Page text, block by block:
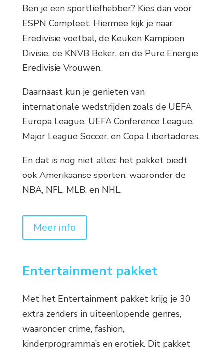
Ben je een sportliefhebber? Kies dan voor
ESPN Compleet. Hiermee kijk je naar
Eredivisie voetbal, de Keuken Kampioen
Divisie, de KNVB Beker, en de Pure Energie
Eredivisie Vrouwen.
Daarnaast kun je genieten van
internationale wedstrijden zoals de UEFA
Europa League, UEFA Conference League,
Major League Soccer, en Copa Libertadores.
En dat is nog niet alles: het pakket biedt
ook Amerikaanse sporten, waaronder de
NBA, NFL, MLB, en NHL.
Meer info
Entertainment pakket
Met het Entertainment pakket krijg je 30
extra zenders in uiteenlopende genres,
waaronder crime, fashion,
kinderprogramma’s en erotiek. Dit pakket